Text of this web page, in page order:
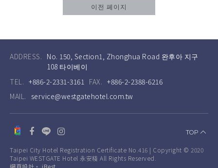
이전 페이지
ADDRESS. No. 150, Section1, Zhonghua Road 완후아 지구
108 타이베이
TEL. +886-2-2331-3161 FAX. +886-2-2388-6216
MAIL.
service@westgatehotel.com.tw
TOP
Taipei City Hotel Registration Certificate No.416 | Copyright © 2020
Taipei WESTGATE Hotel 永安棧 All Rights Reserved.